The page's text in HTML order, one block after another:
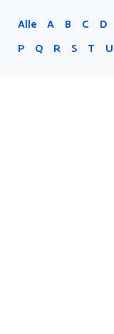
Alle A B C D
P
Q R S T U